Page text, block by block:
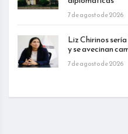
7 de agosto de 2026
Liz Chirinos
y se avecinan
7 de agosto de 2026